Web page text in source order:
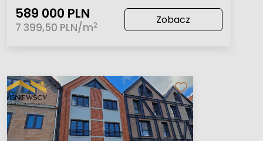
589 000 PLN
7 399,50 PLN/m2 Zobacz